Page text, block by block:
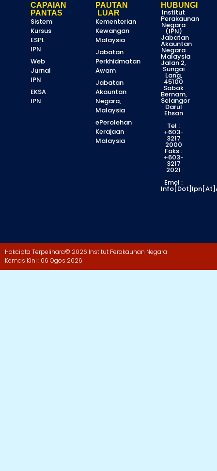
CAPAIAN
PANTAS
Sistem
Kursus
ESPL
IPN
Web
Jurnal
IPN
EKSA
IPN
PAUTAN
LUAR
Kementerian
Kewangan
Malaysia
Jabatan
Perkhidmatan
Awam
Jabatan
Akauntan
Negara,
Malaysia
ePerolehan
Kerajaan
Malaysia
HUBUNGI
Institut
Perakaunan
Negara
(IPN)
Jabatan
Akauntan
Negara
Malaysia
Jalan 2,
Sungai
Lang,
45100
Sabak
Bernam,
Selangor
Darul
Ehsan
Tel :
+603-
3217
2000
Faks :
+603-
3217
2021
Emel :
Hakcipta Terpelihara© 2026 Institut Perakaunan Negara
Kemas Kini : 06 Ogos 2026